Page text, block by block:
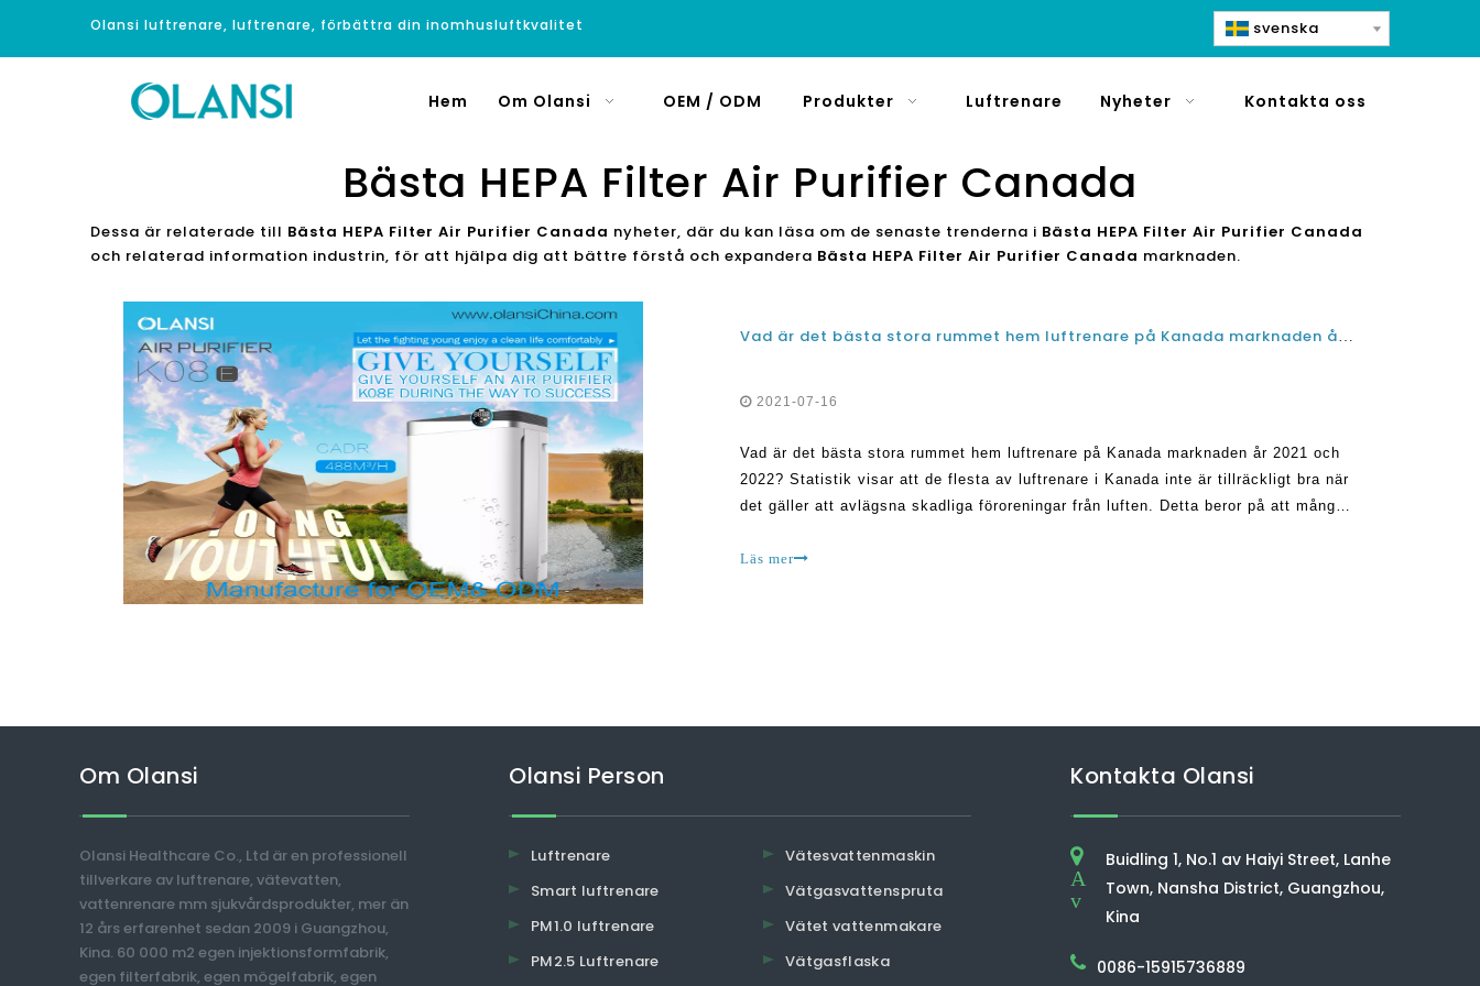
Olansi luftrenare, luftrenare, förbättra din inomhusluftkvalitet svenska
Hem Om Olansi OEM / ODM Produkter Luftrenare Nyheter Kontakta oss
Bästa HEPA Filter Air Purifier Canada
Dessa är relaterade till Bästa HEPA Filter Air Purifier Canada nyheter, där du kan läsa om de senaste trenderna i Bästa HEPA Filter Air Purifier Canada
och relaterad information industrin, för att hjälpa dig att bättre förstå och expandera Bästa HEPA Filter Air Purifier Canada marknaden.
Vad är det bästa stora rummet hem luftrenare på Kanada marknaden år 2021 och 2022?
2021-07-16
Vad är det bästa stora rummet hem luftrenare på Kanada marknaden år 2021 och
2022? Statistik visar att de flesta av luftrenare i Kanada inte är tillräckligt bra när
det gäller att avlägsna skadliga föroreningar från luften. Detta beror på att många
Läs mer
Om Olansi
Olansi Healthcare Co., Ltd är en professionell
tillverkare av luftrenare, vätevatten,
vattenrenare mm sjukvårdsprodukter, mer än
12 års erfarenhet sedan 2009 i Guangzhou,
Kina. 60 000 m2 egen injektionsformfabrik,
egen filterfabrik, egen mögelfabrik, egen
Olansi Person
Luftrenare
Smart luftrenare
PM1.0 luftrenare
PM2.5 Luftrenare
Vätesvattenmaskin
Vätgasvattenspruta
Vätet vattenmakare
Vätgasflaska
Kontakta Olansi
A
v
Buidling 1, No.1 av Haiyi Street, Lanhe
Town, Nansha District, Guangzhou,
Kina
0086-15915736889